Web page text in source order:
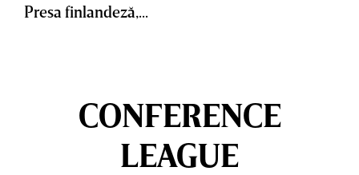
Presa finlandeză,...
CONFERENCE
LEAGUE